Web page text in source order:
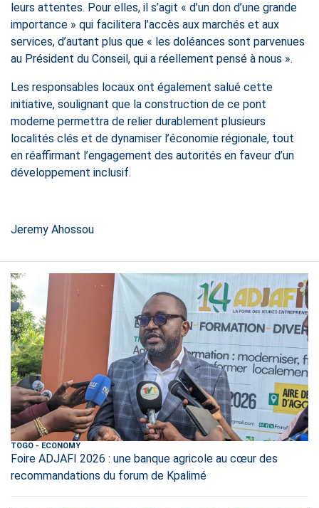
leurs attentes. Pour elles, il s’agit « d’un don d’une grande
importance » qui facilitera l’accès aux marchés et aux
services, d’autant plus que « les doléances sont parvenues
au Président du Conseil, qui a réellement pensé à nous ».
Les responsables locaux ont également salué cette
initiative, soulignant que la construction de ce pont
moderne permettra de relier durablement plusieurs
localités clés et de dynamiser l’économie régionale, tout
en réaffirmant l’engagement des autorités en faveur d’un
développement inclusif.
Jeremy Ahossou
TOGO - ECONOMY
Foire ADJAFI 2026 : une banque agricole au cœur des
recommandations du forum de Kpalimé